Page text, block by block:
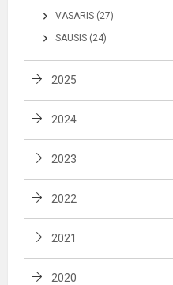
VASARIS (27)
SAUSIS (24)
2025
2024
2023
2022
2021
2020